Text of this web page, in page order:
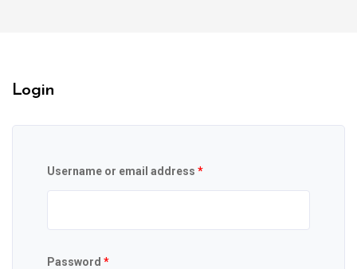
Login
Username or email address *
Password *